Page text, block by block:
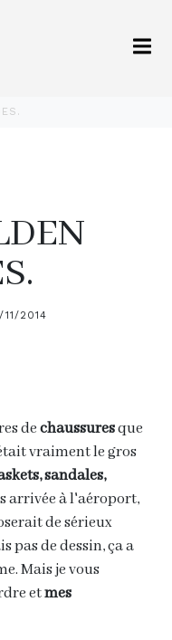
11/2014
dechaussuresque
vraiment le gros
sandales,
arrivée à l'aéroport,
de sérieux
pas de dessin, ça a
Mais je vous
etmes